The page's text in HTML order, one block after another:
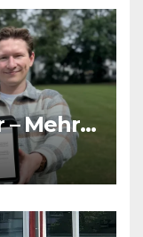
– Mehr